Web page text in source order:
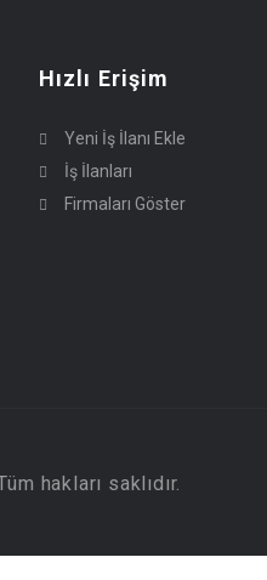
Hızlı Erişim
Yeni İş İlanı Ekle
İş İlanları
Firmaları Göster
hakları saklıdır.